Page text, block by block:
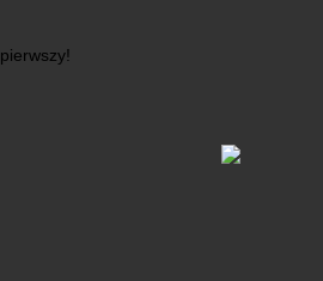
pierwszy!